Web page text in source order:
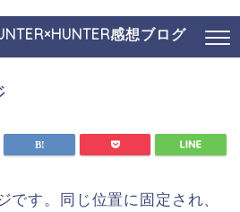
感想ブログ
です。同じ位置に固定され、